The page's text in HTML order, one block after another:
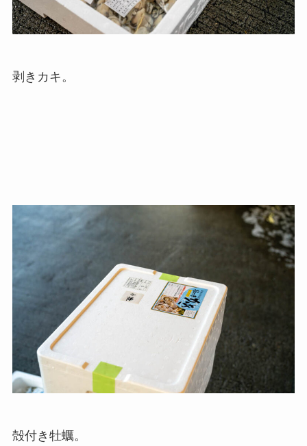
剥きカキ。
殻付き牡蠣。